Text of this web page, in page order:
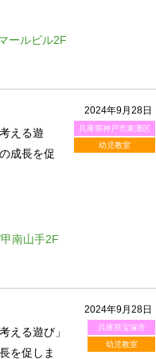
ールビル2F
2024年9月28日
兵庫県神戸市東灘区
幼児教室
える遊
成長を促
南山手2F
2024年9月28日
兵庫県宝塚市
幼児教室
える遊び」
を促しま